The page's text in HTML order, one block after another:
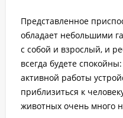
Представленное
обладает небольшими
с собой и взрослый, и
всегда будете
активной работы
приблизиться к
животных очень много